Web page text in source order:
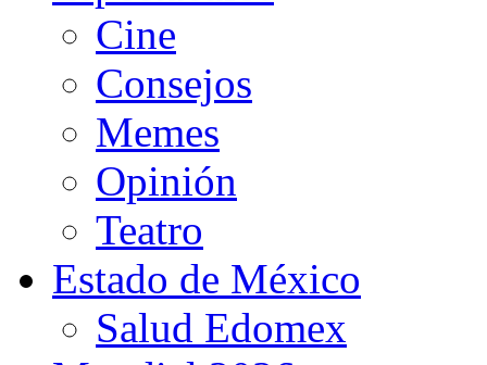
Cine
Consejos
Memes
Opinión
Teatro
Estado de México
Salud Edomex